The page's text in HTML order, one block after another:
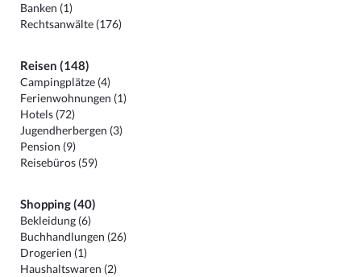
Banken (1)
Rechtsanwälte (176)
Reisen (148)
Campingplätze (4)
Ferienwohnungen (1)
Hotels (72)
Jugendherbergen (3)
Pension (9)
Reisebüros (59)
Shopping (40)
Bekleidung (6)
Buchhandlungen (26)
Drogerien (1)
Haushaltswaren (2)